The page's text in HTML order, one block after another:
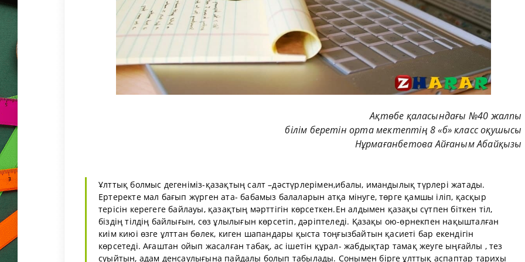
Ақтөбе қаласындағы №40 жалпы
білім беретін орта мектептің 8 «б» класс оқушысы
Нұрмағанбетова Айғаным Абайқызы
Ұлттық болмыс дегеніміз-қазақтың салт –дәстүрлерімен,ибалы, имандылық түрлері жатады.
Ертеректе мал бағып жүрген ата- бабамыз балаларын атқа мінуге, төрге қамшы іліп, қасқыр
терісін керегеге байлауы, қазақтың мәрттігін көрсеткен.Ен алдымен қазақы сүтпен біткен тіл,
біздің тілдің байлығын, сөз ұлылығын көрсетіп, дәріптеледі. Қазақы ою-өрнекпен нақышталған
киім киюі өзге ұлттан бөлек, киген шапандары қыста тоңғызбайтын қасиеті бар екендігін
көрсетеді. Ағаштан ойып жасалған табақ, ас ішетін құрал- жабдықтар тамақ жеуге ыңғайлы , тез
суыйтын, адам денсаулығына пайдалы болып табылады. Сонымен бірге ұлттық аспаптар тарихы